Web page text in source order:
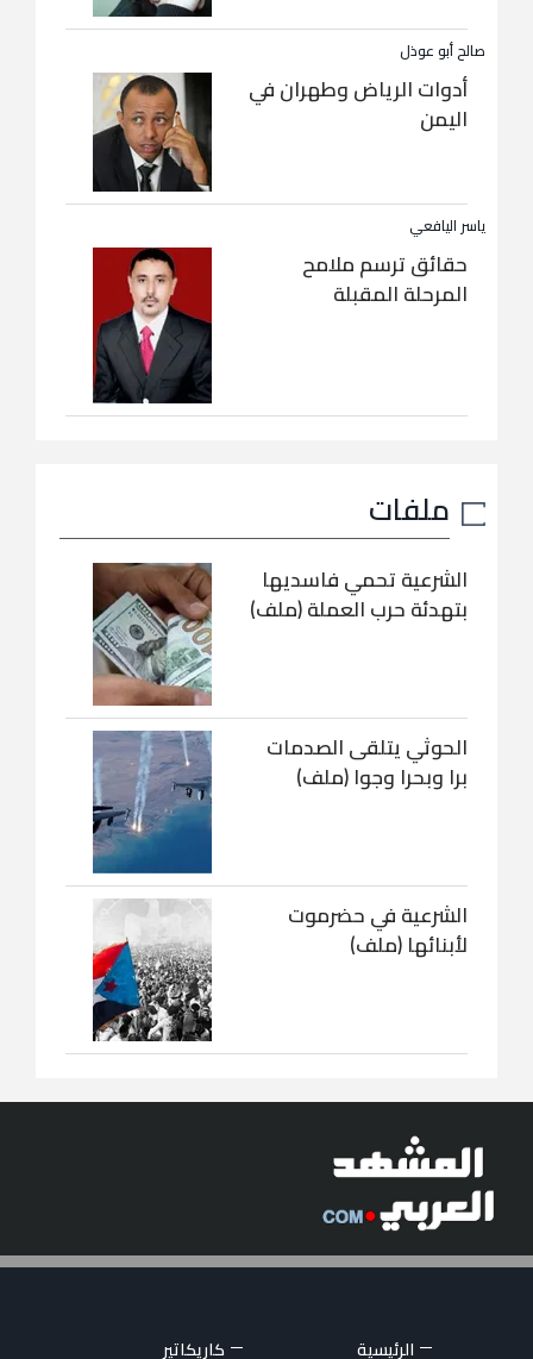
صالح أبو عوذل
أدوات الرياض وطهران في
اليمن
ياسر اليافعي
حقائق ترسم ملامح
المرحلة المقبلة
ملفات
الشرعية تحمي فاسديها
بتهدئة حرب العملة (ملف)
الحوثي يتلقى الصدمات
برا وبحرا وجوا (ملف)
الشرعية في حضرموت
لأبنائها (ملف)
الرئيسية كاريكاتير